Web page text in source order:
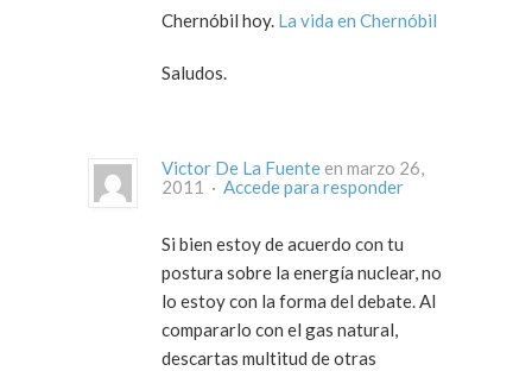
Chernóbil hoy. La vida en Chernóbil
Saludos.
Victor De La Fuente en marzo 26,
2011 · Accede para responder
Si bien estoy de acuerdo con tu
postura sobre la energía nuclear, no
lo estoy con la forma del debate. Al
compararlo con el gas natural,
descartas multitud de otras